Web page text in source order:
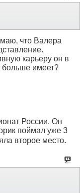
что Валера
карьеру он в
больше имеет?
России. Он
поймал уже 3
второе место.